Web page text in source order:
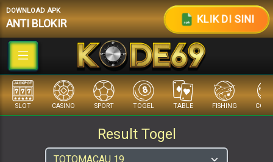
KLIK DI SINI
DOWNLOAD APK
ANTI BLOKIR
SLOT CASINO SPORT TOGEL TABLE FISHING
Result Togel